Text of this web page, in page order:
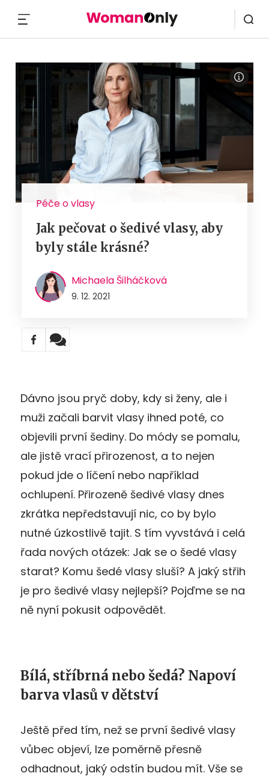
Péče o vlasy
Jak pečovat o šedivé vlasy, aby
byly stále krásné?
Michaela Šilháčková
9. 12. 2021
Dávno jsou pryč doby, kdy si ženy, ale i
muži začali barvit vlasy ihned poté, co
objevili první šediny. Do módy se pomalu,
ale jistě vrací přirozenost, a to nejen
pokud jde o líčení nebo například
ochlupení. Přirozeně šedivé vlasy dnes
zkrátka nepředstavují nic, co by bylo
nutné úzkostlivě tajit. S tím vyvstává i celá
řada nových otázek: Jak se o šedé vlasy
starat? Komu šedé vlasy sluší? A jaký střih
je pro šedivé vlasy nejlepší? Pojďme se na
ně nyní pokusit odpovědět.
Bílá, stříbrná nebo šedá? Napoví
barva vlasů v dětství
Ještě před tím, než se první šedivé vlasy
vůbec objeví, lze poměrně přesně
odhadnout, jaký odstín budou mít. Vše se